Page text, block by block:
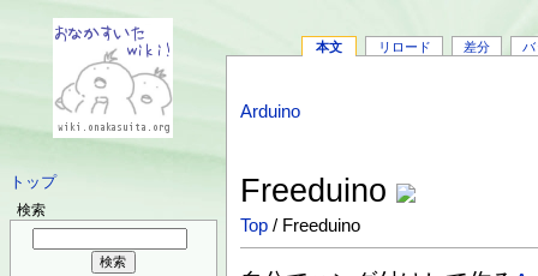
トップ
検索
本文 リロード 差分 バ
Arduino
Freeduino
Top / Freeduino